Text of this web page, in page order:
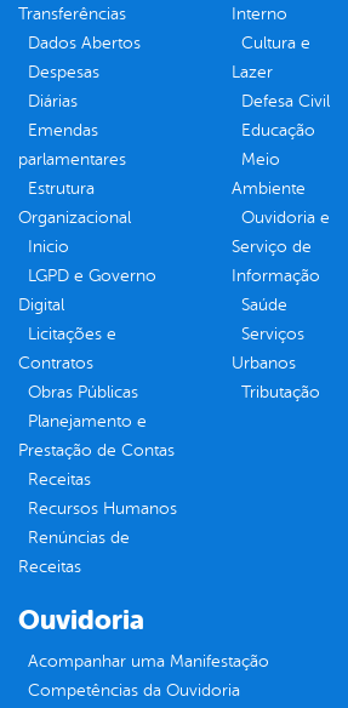
Transferências
Dados Abertos
Despesas
Diárias
Emendas
parlamentares
Estrutura
Organizacional
Inicio
LGPD e Governo
Digital
Licitações e
Contratos
Obras Públicas
Planejamento e
Prestação de Contas
Receitas
Recursos Humanos
Renúncias de
Receitas
Interno
Cultura e
Lazer
Defesa Civil
Educação
Meio
Ambiente
Ouvidoria e
Serviço de
Informação
Saúde
Serviços
Urbanos
Tributação
Ouvidoria
Acompanhar uma Manifestação
Competências da Ouvidoria